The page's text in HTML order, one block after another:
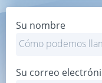
Français
中文
HACKEAR
Aplicaciones
REPARAR LA
UBICACIÓN A
Su nombre
Su correo